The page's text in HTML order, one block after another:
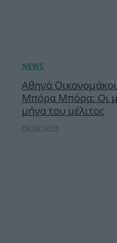
Αθηνά
Μπόρα Μπόρα: Οι
μήνα του μέλιτος
08.08.2026